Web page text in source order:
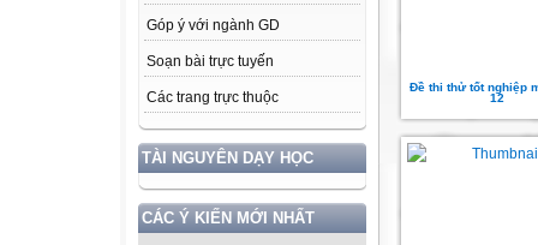
Góp ý với ngành GD
Soạn bài trực tuyến
Các trang trực thuộc
TÀI NGUYÊN DẠY HỌC
CÁC Ý KIẾN MỚI NHẤT
Đề thi thử tốt nghiệp
12